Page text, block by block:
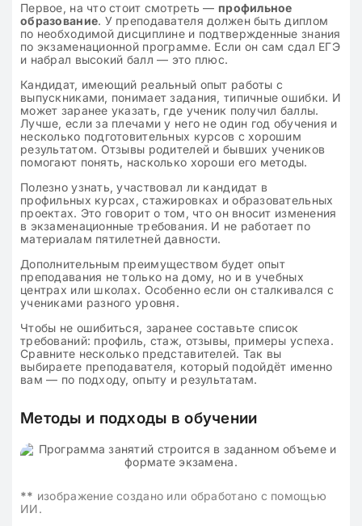
Первое, на что стоит смотреть — профильное
образование. У преподавателя должен быть диплом
по необходимой дисциплине и подтвержденные знания
по экзаменационной программе. Если он сам сдал ЕГЭ
и набрал высокий балл — это плюс.
Кандидат, имеющий реальный опыт работы с
выпускниками, понимает задания, типичные ошибки. И
может заранее указать, где ученик получил баллы.
Лучше, если за плечами у него не один год обучения и
несколько подготовительных курсов с хорошим
результатом. Отзывы родителей и бывших учеников
помогают понять, насколько хороши его методы.
Полезно узнать, участвовал ли кандидат в
профильных курсах, стажировках и образовательных
проектах. Это говорит о том, что он вносит изменения
в экзаменационные требования. И не работает по
материалам пятилетней давности.
Дополнительным преимуществом будет опыт
преподавания не только на дому, но и в учебных
центрах или школах. Особенно если он сталкивался с
учениками разного уровня.
Чтобы не ошибиться, заранее составьте список
требований: профиль, стаж, отзывы, примеры успеха.
Сравните несколько представителей. Так вы
выбираете преподавателя, который подойдёт именно
вам — по подходу, опыту и результатам.
Методы и подходы в обучении
** изображение создано или обработано с помощью
ИИ.